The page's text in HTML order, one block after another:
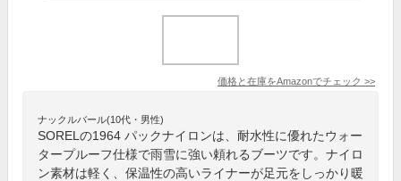
価格と在庫をAmazonでチェック >>
ナックルバール(10代・男性)
SORELの1964 パックナイロンは、耐水性に優れたウォー
タープルーフ仕様で雨雪に強い頼れるブーツです。ナイロ
ン素材は軽く、保温性の高いライナーが足元をしっかり暖